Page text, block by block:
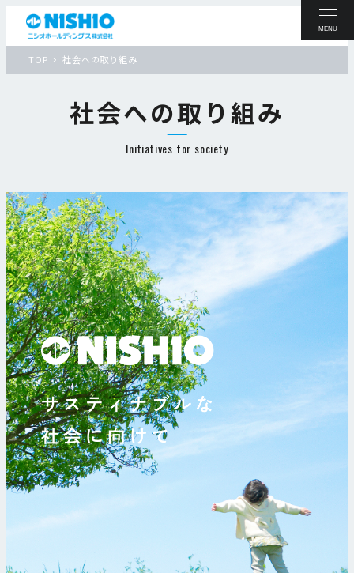
MENU
TOP 社会への取り組み
社会への取り組み
Initiatives for society